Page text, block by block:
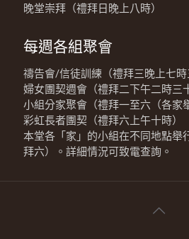
晚堂崇拜（禮拜日晚上八時）
每週各組聚會
禱告會/信徒訓練（禮拜三晚上七時
婦女團契週會（禮拜二下午二時三
小組分家聚會（禮拜一至六（各家
彩虹長者團契（禮拜六上午十時）
本堂各「家」的小組在不同地點舉
拜六）。詳細情況可致電查詢。